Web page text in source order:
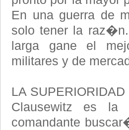
En una guerra de
solo tener la
larga gane el
militares y de
LA
Clausewitz es la
comandante